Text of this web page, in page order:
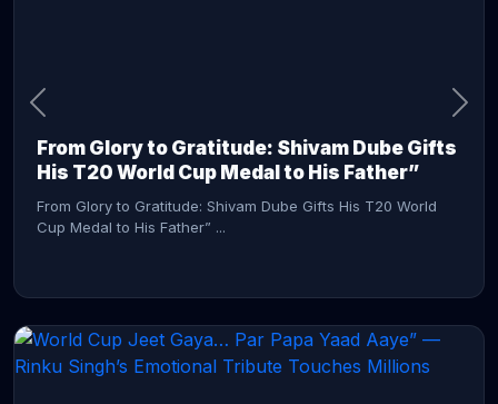
From Glory to Gratitude: Shivam Dube Gifts
His T20 World Cup Medal to His Father”
From Glory to Gratitude: Shivam Dube Gifts His T20 World
Cup Medal to His Father” ...